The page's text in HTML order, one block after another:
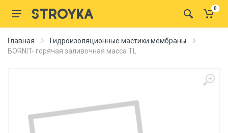
0
Главная
Гидроизоляционные мастики мембраны
BORNIT- горячая заливочная масса TL